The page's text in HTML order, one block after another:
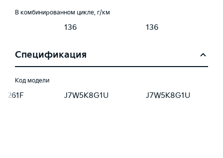
В комбинированном цикле, г/км
136 136
Спецификация
Код модели
J7W5K8G1U J7W5K8G1U